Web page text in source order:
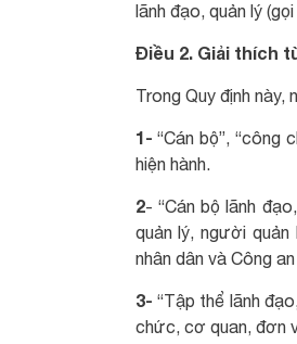
lãnh đạo, quản lý
Điều 2. Giải thích
Trong Quy định
1- “Cán bộ”, “công
hiện hành.
2- “Cán bộ lãnh
quản lý, người
nhân dân và Công
3- “Tập thể lãnh
chức, cơ quan, đơn